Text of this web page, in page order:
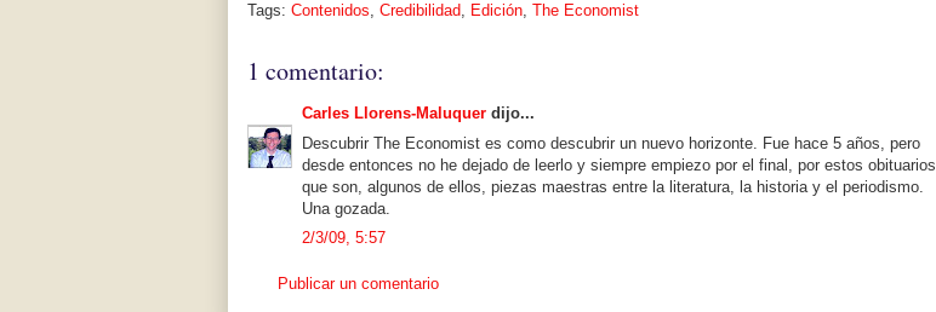
Tags: Contenidos, Credibilidad, Edición, The Economist
1 comentario:
Carles Llorens-Maluquer dijo...
Descubrir The Economist es como descubrir un nuevo horizonte. Fue hace 5 años, pero
desde entonces no he dejado de leerlo y siempre empiezo por el final, por estos obituarios
que son, algunos de ellos, piezas maestras entre la literatura, la historia y el periodismo.
Una gozada.
2/3/09, 5:57
Publicar un comentario